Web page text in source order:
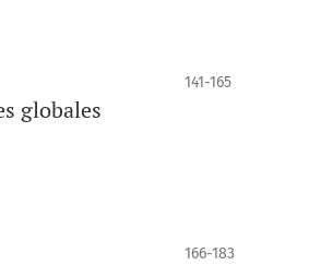
141-165
globales
166-183